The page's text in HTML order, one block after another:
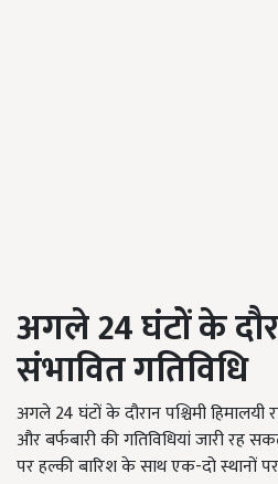
अगले24घंटों के
संभावित गतिविधि
अगले 24 घंटों के दौरान पश्चिमी हिमालयी
और बर्फबारी की गतिविधियां जारी रह
पर हल्की बारिश के साथ एक-दो स्थानों